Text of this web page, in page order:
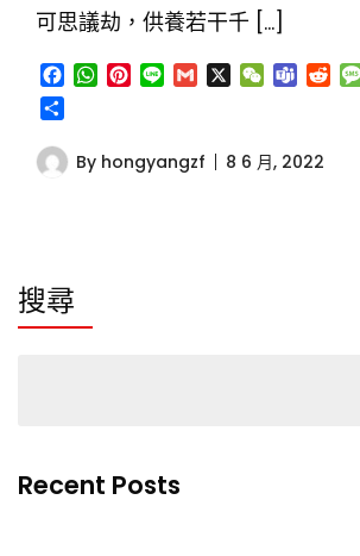
可思議劫，供養若干千 […]
Facebook
WhatsApp
Pinterest
Line Gmail
X WeChat
Teams
By hongyangzf 8 6 月, 2022
搜尋
Recent Posts